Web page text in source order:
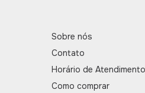
Sobre nós
Contato
Horário de Atendimento
Como comprar